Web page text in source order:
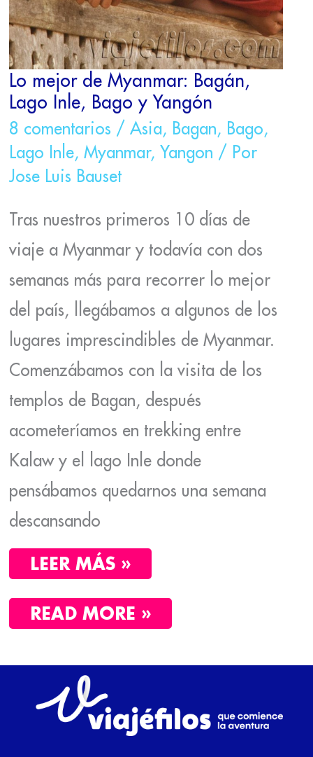
Lo mejor de Myanmar: Bagán,
Lago Inle, Bago y Yangón
8 comentarios / Asia, Bagan, Bago,
Lago Inle, Myanmar, Yangon / Por
Jose Luis Bauset
Tras nuestros primeros 10 días de
viaje a Myanmar y todavía con dos
semanas más para recorrer lo mejor
del país, llegábamos a algunos de los
lugares imprescindibles de Myanmar.
Comenzábamos con la visita de los
templos de Bagan, después
acometeríamos en trekking entre
Kalaw y el lago Inle donde
pensábamos quedarnos una semana
descansando
LEER MÁS »
READ MORE »